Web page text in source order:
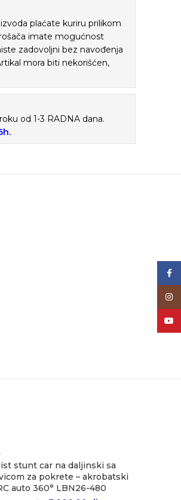
plaćate kuriru prilikom
imate mogućnost
zadovoljni bez navođenja
mora biti nekorišćen,
od 1-3 RADNA dana.
stunt car na daljinski sa
za pokrete – akrobatski
auto 360° LBN26-480